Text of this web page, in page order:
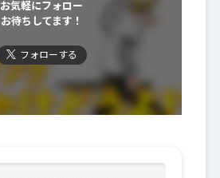
お気軽にフォロー
お待ちしてます！
フォローする